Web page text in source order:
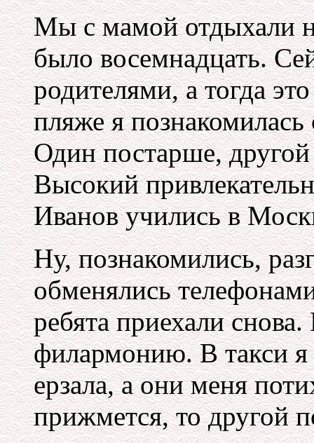
Мы с мамой отдыхали
было восемнадцать.
родителями, а тогда
пляже я
Один постарше,
Высокий
Иванов учились в
Ну, познакомились,
обменялись
ребята приехали
филармонию. В такси я
ерзала, а они меня
прижмется, то другой